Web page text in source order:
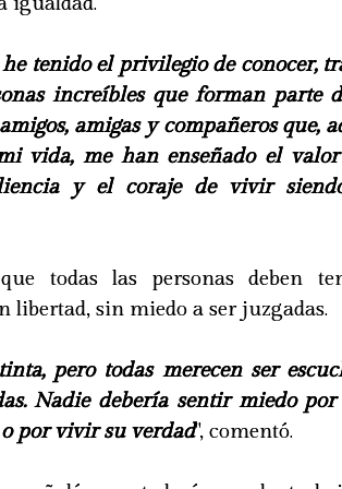
tenido el privilegio de conocer,
increíbles que forman parte
amigas y compañeros que,
vida, me han enseñado el
y el coraje de vivir
todas las personas deben
libertad, sin miedo a ser juzgadas.
pero todas merecen ser
Nadie debería sentir miedo por
por vivir su verdad", comentó.